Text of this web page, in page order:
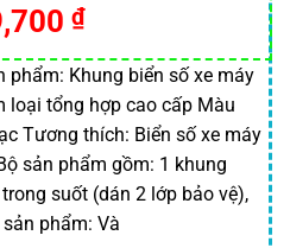
₫.
₫Giá
hiện
tại
là:
29,700 ₫.
phẩm: Khung biển số xe máy
loại tổng hợp cao cấp Màu
Tương thích: Biển số xe máy
sản phẩm gồm: 1 khung
suốt (dán 2 lớp bảo vệ),
phẩm: Và